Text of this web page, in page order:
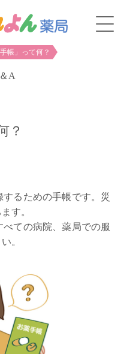
帳」って何？
A
？
るための手帳です。災
す。
ての病院、薬局での服
。